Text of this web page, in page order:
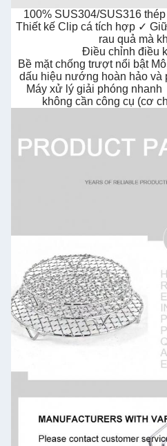
100% SUS304/SUS316
Thiết kế Clip cá tích hợp ✓
rau quả mà
Điều chỉnh điều
Bề mặt chống trượt nổi bật
dấu hiệu nướng hoàn hảo và
Máy xử lý giải phóng nhanh
không cần công cụ (cơ